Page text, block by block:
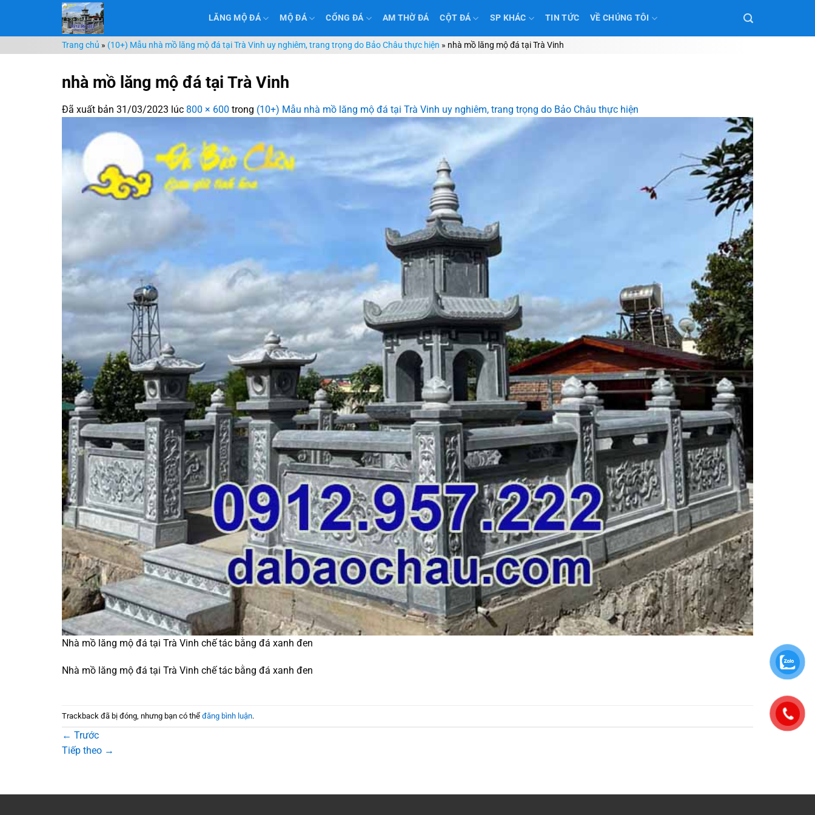
nội
dung
LĂNG MỘ ĐÁ MỘ ĐÁ CỔNG ĐÁ AM THỜ ĐÁ CỘT ĐÁ SP KHÁC TIN TỨC VỀ CHÚNG TÔI
Trang chủ » (10+) Mẫu nhà mồ lăng mộ đá tại Trà Vinh uy nghiêm, trang trọng do Bảo Châu thực hiện » nhà mồ lăng mộ đá tại Trà Vinh
nhà mồ lăng mộ đá tại Trà Vinh
Đã xuất bản 31/03/2023 lúc 800 × 600 trong (10+) Mẫu nhà mồ lăng mộ đá tại Trà Vinh uy nghiêm, trang trọng do Bảo Châu thực hiện
Nhà mồ lăng mộ đá tại Trà Vinh chế tác bằng đá xanh đen
Nhà mồ lăng mộ đá tại Trà Vinh chế tác bằng đá xanh đen
Trackback đã bị đóng, nhưng bạn có thể đăng bình luận.
← Trước
Tiếp theo →